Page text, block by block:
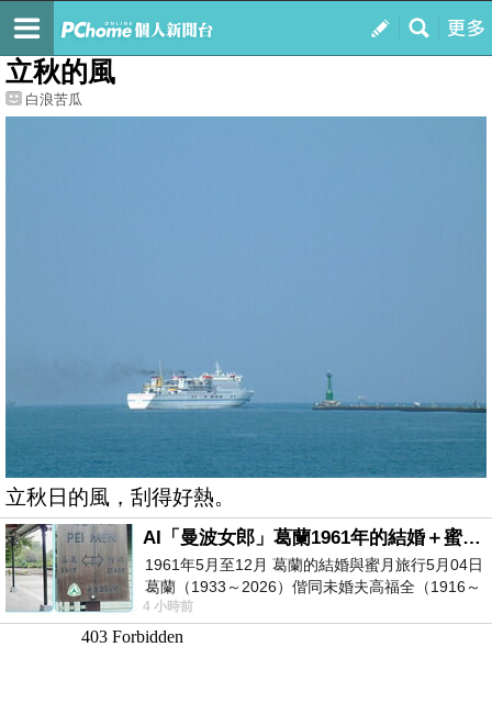
我的
最新文章
立秋的風
白浪苦瓜
立秋日的風，刮得好熱。
AI「曼波女郎」葛蘭1961年的結婚＋蜜月旅行 #戀上老電影 #葛蘭 #粟子
1961年5月至12月 葛蘭的結婚與蜜月旅行5月04日
葛蘭（1933～2026）偕同未婚夫高福全（1916～
2004）乘郵輪赴倫敦6月15日於英國倫敦St.S
4 小時前